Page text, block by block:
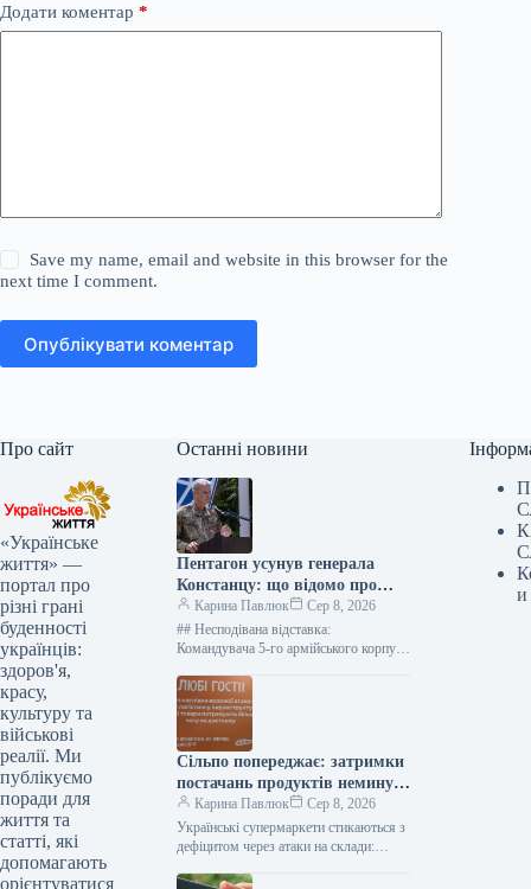
Додати коментар *
Save my name, email and website in this browser for the
next time I comment.
Опублікувати коментар
Про сайт
«Українське
життя» —
портал про
різні грані
буденності
українців:
здоров'я,
красу,
культуру та
військові
реалії. Ми
публікуємо
поради для
життя та
статті, які
допомагають
орієнтуватися
Останні новини
Пентагон усунув генерала
Констанцу: що відомо про
рішення щодо військової
допомоги Україні
Карина Павлюк
Сер 8, 2026
## Несподівана відставка:
Командувача 5-го армійського корпусу
виконання обов’язків ### Термінове
звільнення високопосадовця
Міністерство оборони…
Сільпо попереджає: затримки
постачань продуктів неминучі
– що це означає для покупців
Карина Павлюк
Сер 8, 2026
Українські супермаркети стикаються з
дефіцитом через атаки на склади:
покупців Мешканці столиці вже
и